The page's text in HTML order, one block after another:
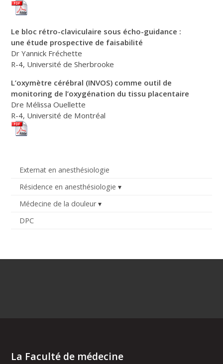
Externat en anesthésiologie
Résidence en anesthésiologie
Médecine de la douleur
DPC
Le bloc rétro-claviculaire sous écho-guidance :
une étude prospective de faisabilité
Dr Yannick Fréchette
R-4, Université de Sherbrooke
L’oxymètre cérébral (INVOS) comme outil de
monitoring de l’oxygénation du tissu placentaire
Dre Mélissa Ouellette
R-4, Université de Montréal
La Faculté de médecine